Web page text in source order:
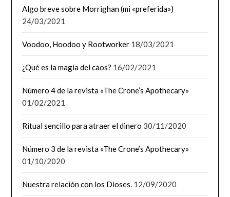
Algo breve sobre Morrighan (mi «preferida»)
24/03/2021
Voodoo, Hoodoo y Rootworker 18/03/2021
¿Qué es la magia del caos? 16/02/2021
Número 4 de la revista «The Crone’s Apothecary»
01/02/2021
Ritual sencillo para atraer el dinero 30/11/2020
Número 3 de la revista «The Crone’s Apothecary»
01/10/2020
Nuestra relación con los Dioses. 12/09/2020